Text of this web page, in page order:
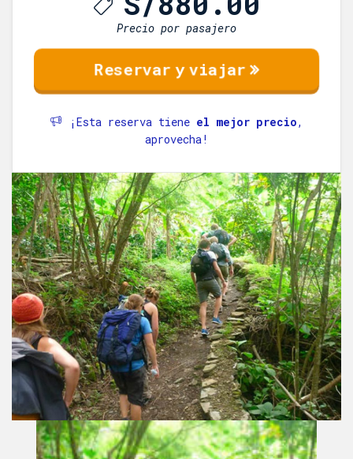
Precio por pasajero
¡Esta reserva tiene el mejor precio,
aprovecha!